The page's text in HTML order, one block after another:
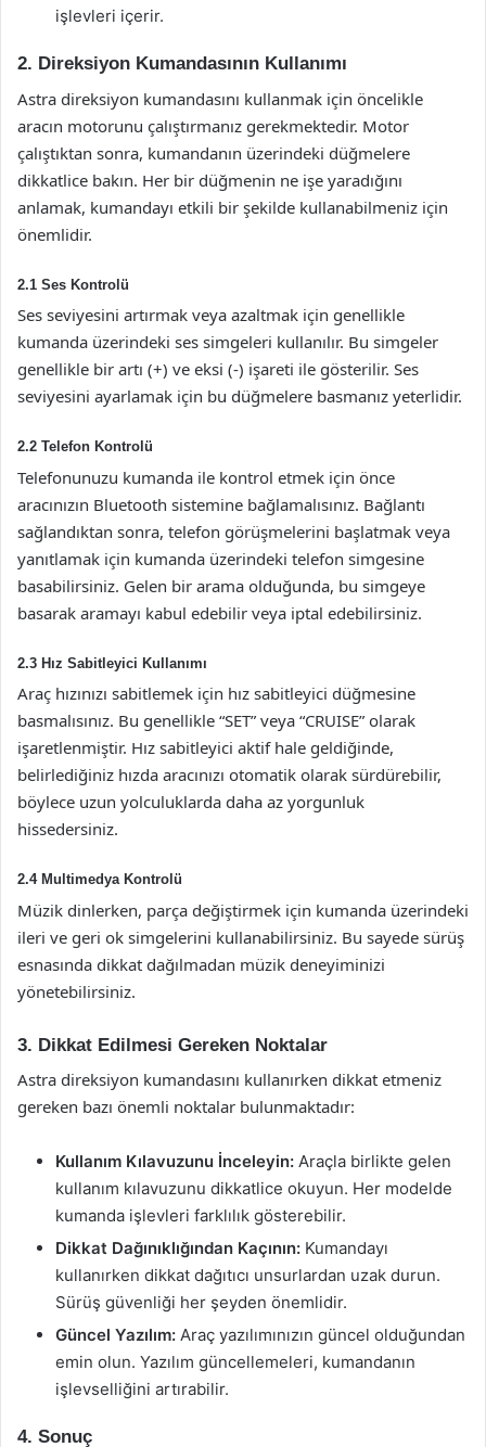
işlevleri içerir.
2. Direksiyon Kumandasının Kullanımı
Astra direksiyon kumandasını kullanmak için öncelikle
aracın motorunu çalıştırmanız gerekmektedir. Motor
çalıştıktan sonra, kumandanın üzerindeki düğmelere
dikkatlice bakın. Her bir düğmenin ne işe yaradığını
anlamak, kumandayı etkili bir şekilde kullanabilmeniz için
önemlidir.
2.1 Ses Kontrolü
Ses seviyesini artırmak veya azaltmak için genellikle
kumanda üzerindeki ses simgeleri kullanılır. Bu simgeler
genellikle bir artı (+) ve eksi (-) işareti ile gösterilir. Ses
seviyesini ayarlamak için bu düğmelere basmanız yeterlidir.
2.2 Telefon Kontrolü
Telefonunuzu kumanda ile kontrol etmek için önce
aracınızın Bluetooth sistemine bağlamalısınız. Bağlantı
sağlandıktan sonra, telefon görüşmelerini başlatmak veya
yanıtlamak için kumanda üzerindeki telefon simgesine
basabilirsiniz. Gelen bir arama olduğunda, bu simgeye
basarak aramayı kabul edebilir veya iptal edebilirsiniz.
2.3 Hız Sabitleyici Kullanımı
Araç hızınızı sabitlemek için hız sabitleyici düğmesine
basmalısınız. Bu genellikle “SET” veya “CRUISE” olarak
işaretlenmiştir. Hız sabitleyici aktif hale geldiğinde,
belirlediğiniz hızda aracınızı otomatik olarak sürdürebilir,
böylece uzun yolculuklarda daha az yorgunluk
hissedersiniz.
2.4 Multimedya Kontrolü
Müzik dinlerken, parça değiştirmek için kumanda üzerindeki
ileri ve geri ok simgelerini kullanabilirsiniz. Bu sayede sürüş
esnasında dikkat dağılmadan müzik deneyiminizi
yönetebilirsiniz.
3. Dikkat Edilmesi Gereken Noktalar
Astra direksiyon kumandasını kullanırken dikkat etmeniz
gereken bazı önemli noktalar bulunmaktadır:
Kullanım Kılavuzunu İnceleyin: Araçla birlikte gelen
kullanım kılavuzunu dikkatlice okuyun. Her modelde
kumanda işlevleri farklılık gösterebilir.
Dikkat Dağınıklığından Kaçının: Kumandayı
kullanırken dikkat dağıtıcı unsurlardan uzak durun.
Sürüş güvenliği her şeyden önemlidir.
Güncel Yazılım: Araç yazılımınızın güncel olduğundan
emin olun. Yazılım güncellemeleri, kumandanın
işlevselliğini artırabilir.
4. Sonuç